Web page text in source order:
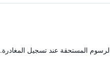
المستحقة عند تسجيل المغادرة.